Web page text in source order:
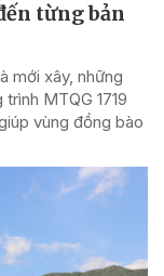
từng bản
mới xây, những
MTQG 1719
vùng đồng bào